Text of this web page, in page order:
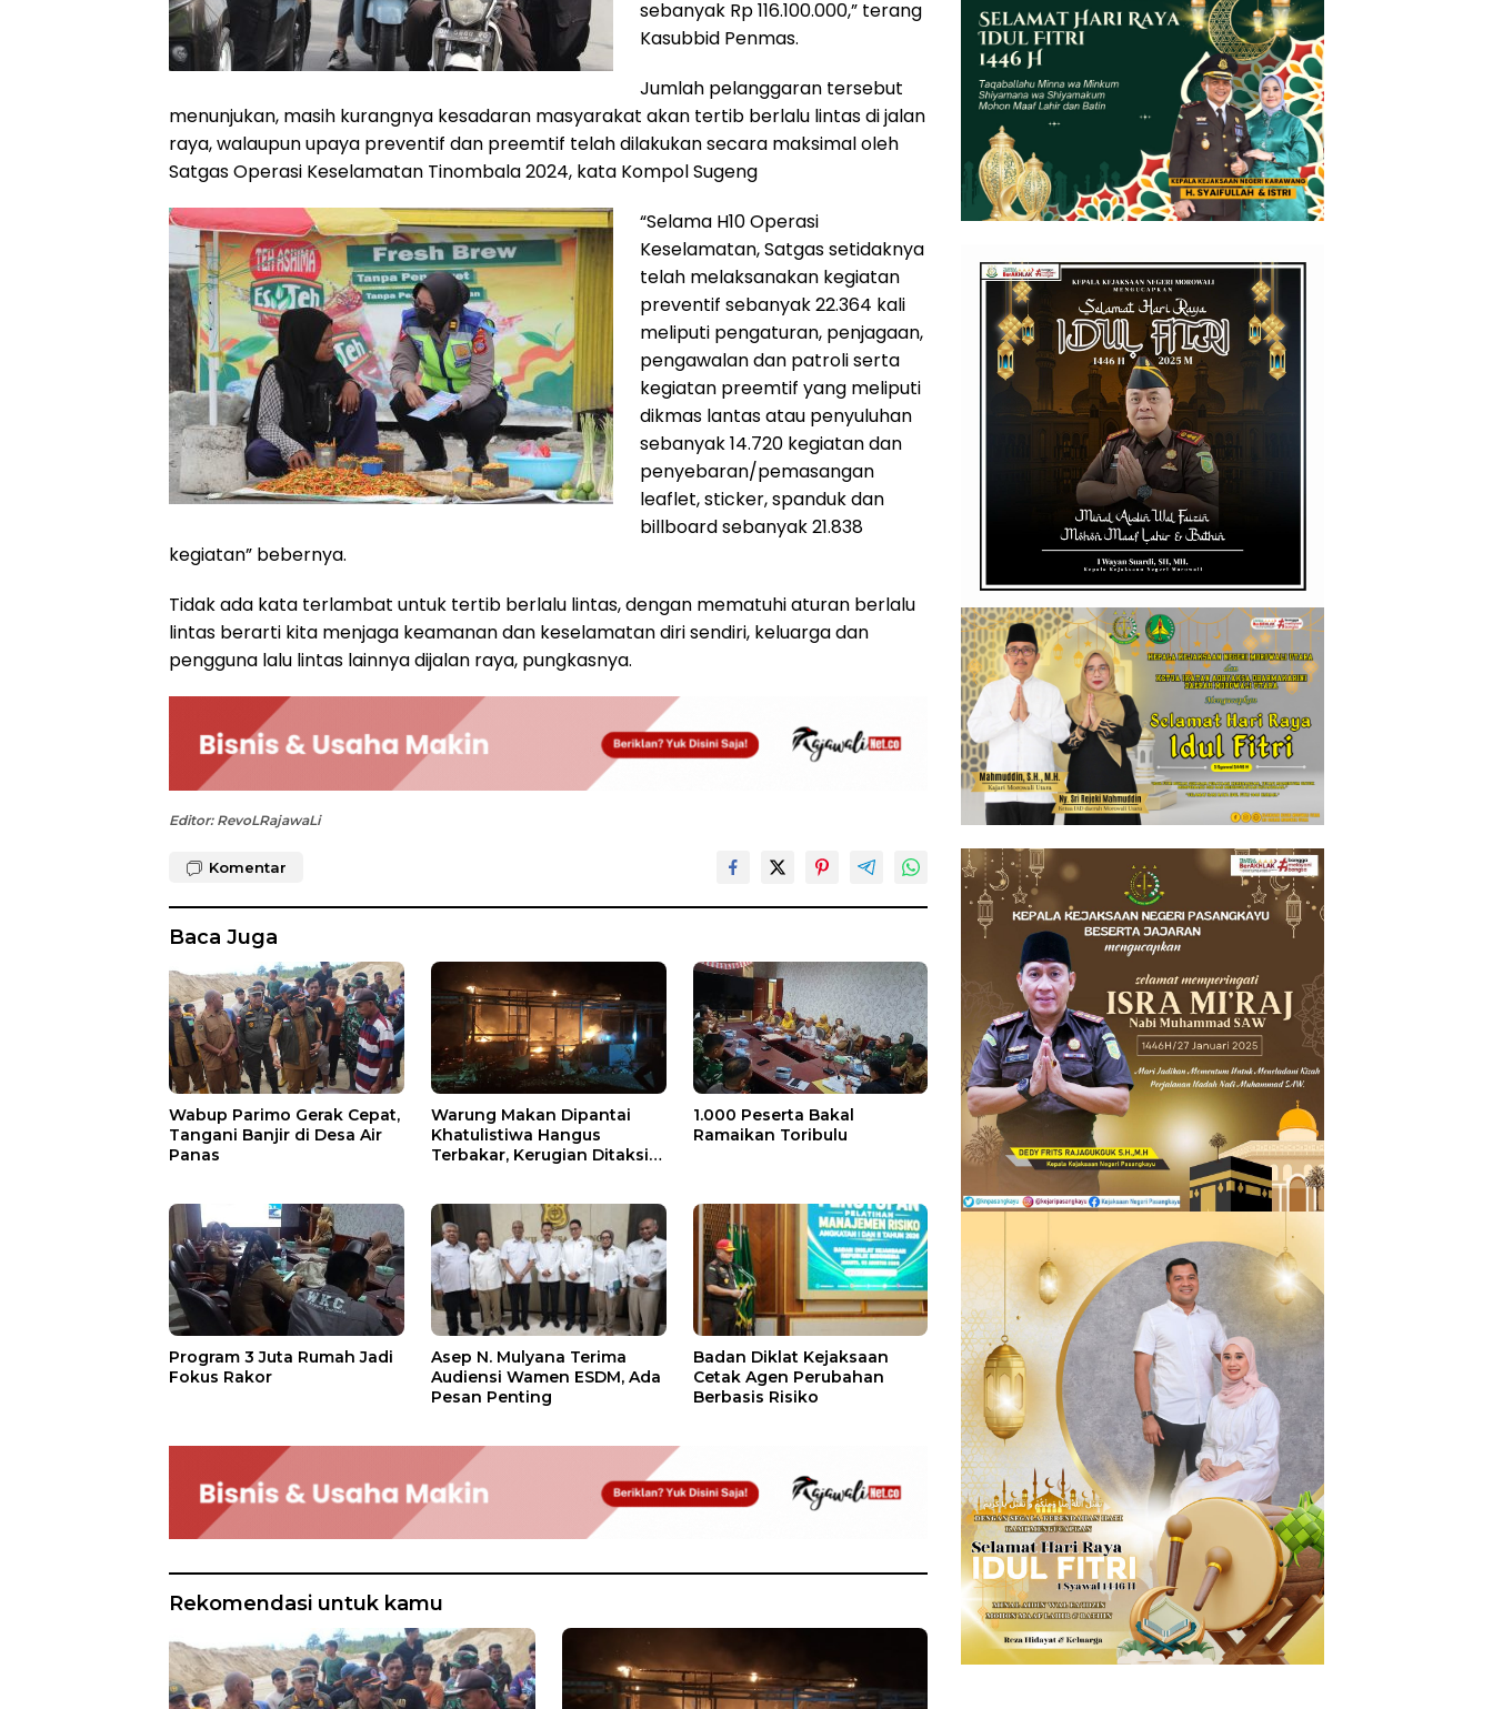
sebanyak Rp 116.100.000,” terang
Kasubbid Penmas.
Jumlah pelanggaran tersebut
menunjukan, masih kurangnya kesadaran masyarakat akan tertib berlalu lintas di jalan
raya, walaupun upaya preventif dan preemtif telah dilakukan secara maksimal oleh
Satgas Operasi Keselamatan Tinombala 2024, kata Kompol Sugeng
“Selama H10 Operasi
Keselamatan, Satgas setidaknya
telah melaksanakan kegiatan
preventif sebanyak 22.364 kali
meliputi pengaturan, penjagaan,
pengawalan dan patroli serta
kegiatan preemtif yang meliputi
dikmas lantas atau penyuluhan
sebanyak 14.720 kegiatan dan
penyebaran/pemasangan
leaflet, sticker, spanduk dan
billboard sebanyak 21.838
kegiatan” bebernya.
Tidak ada kata terlambat untuk tertib berlalu lintas, dengan mematuhi aturan berlalu
lintas berarti kita menjaga keamanan dan keselamatan diri sendiri, keluarga dan
pengguna lalu lintas lainnya dijalan raya, pungkasnya.
Editor: RevoLRajawaLi
Komentar
Baca Juga
Wabup Parimo Gerak Cepat,
Tangani Banjir di Desa Air
Panas
Warung Makan Dipantai
Khatulistiwa Hangus
Terbakar, Kerugian Ditaksir
1.000 Peserta Bakal
Ramaikan Toribulu
Program 3 Juta Rumah Jadi
Fokus Rakor
Asep N. Mulyana Terima
Audiensi Wamen ESDM, Ada
Pesan Penting
Badan Diklat Kejaksaan
Cetak Agen Perubahan
Berbasis Risiko
Rekomendasi untuk kamu